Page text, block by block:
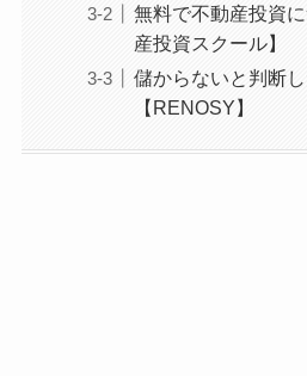
無料で不動産投資
産投資スクール】
儲からないと判断
【RENOSY】